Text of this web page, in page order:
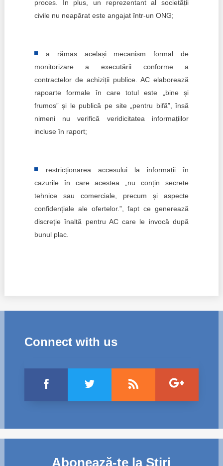
proces. În plus, un reprezentant al societății
civile nu neapărat este angajat într-un ONG;
a rămas același mecanism formal de
monitorizare a executării conforme a
contractelor de achiziții publice. AC elaborează
rapoarte formale în care totul este „bine și
frumos” și le publică pe site „pentru bifă”, însă
nimeni nu verifică veridicitatea informațiilor
incluse în raport;
restricționarea accesului la informații în
cazurile în care acestea „nu conțin secrete
tehnice sau comerciale, precum și aspecte
confidențiale ale ofertelor.”, fapt ce generează
discreție înaltă pentru AC care le invocă după
bunul plac.
Connect with us
Abonează-te la Știri